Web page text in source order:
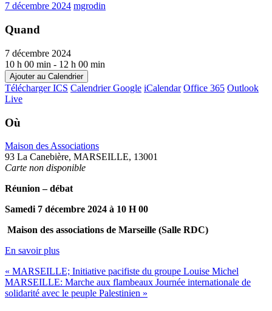
7 décembre 2024 mgrodin
Quand
7 décembre 2024
10 h 00 min - 12 h 00 min
Ajouter au Calendrier
Télécharger ICS Calendrier Google iCalendar Office 365 Outlook
Live
Où
Maison des Associations
93 La Canebière, MARSEILLE, 13001
Carte non disponible
Réunion – débat
Samedi 7 décembre 2024 à 10 H 00
Maison des associations de Marseille (Salle RDC)
En savoir plus
Navigation
de
« MARSEILLE; Initiative pacifiste du groupe Louise Michel
MARSEILLE: Marche aux flambeaux Journée internationale de
solidarité avec le peuple Palestinien »